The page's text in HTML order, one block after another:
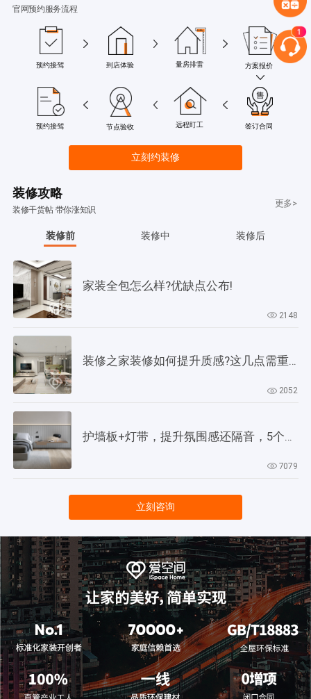
官网预约服务流程
预约接驾 到店体验 量房排雷 方案报价
预约接驾 节点验收 远程盯工 签订合同
立刻约装修
装修攻略
装修干货帖 带你涨知识
更多>
装修前 装修中 装修后
家装全包怎么样?优缺点公布!
2148
装修之家装修如何提升质感?这几点需重视起来
2052
7079
立刻咨询